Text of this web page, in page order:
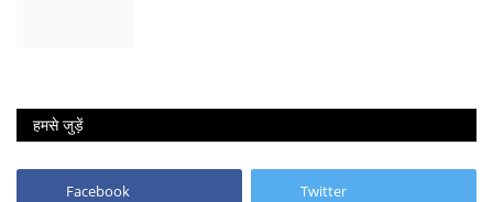
हमसे जुड़ें
Facebook Twitter